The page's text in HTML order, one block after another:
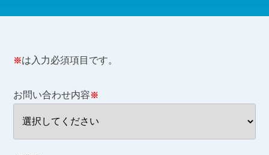
※は入力必須項目です。
お問い合わせ内容※